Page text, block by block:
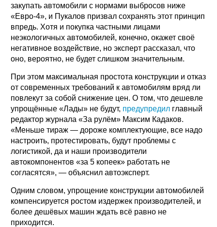
закупать автомобили с нормами выбросов ниже
«Евро-4», и Пукалов призвал сохранять этот принцип
впредь. Хотя и покупка частными лицами
неэкологичных автомобилей, конечно, окажет своё
негативное воздействие, но эксперт рассказал, что
оно, вероятно, не будет слишком значительным.
При этом максимальная простота конструкции и отказ
от современных требований к автомобилям вряд ли
повлекут за собой снижение цен. О том, что дешевле
упрощённые «Лады» не будут, предупредил главный
редактор журнала «За рулём» Максим Кадаков.
«Меньше тираж — дороже комплектующие, все надо
настроить, протестировать, будут проблемы с
логистикой, да и наши производители
автокомпонентов «за 5 копеек» работать не
согласятся», — объяснил автоэксперт.
Одним словом, упрощение конструкции автомобилей
компенсируется ростом издержек производителей, и
более дешёвых машин ждать всё равно не
приходится.